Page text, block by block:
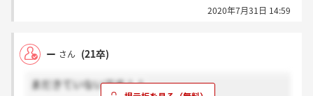
2020年7月31日 14:59
ー さん (21卒)
まだきていないです！！